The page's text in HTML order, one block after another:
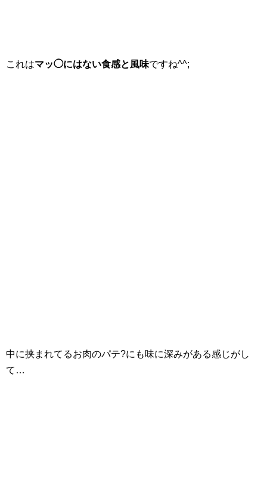
これはマッ◯にはない食感と風味ですね^^;
中に挟まれてるお肉のパテ?にも味に深みがある感じがし
て…